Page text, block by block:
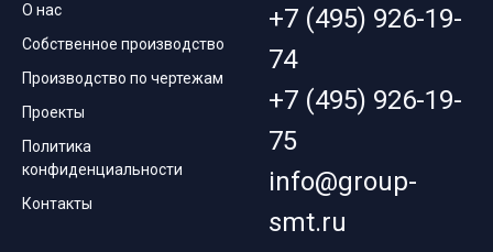
О нас
Собственное производство
Производство по чертежам
Проекты
Политика
конфиденциальности
Контакты
+7 (495) 926-19-
74
+7 (495) 926-19-
75
info@group-
smt.ru